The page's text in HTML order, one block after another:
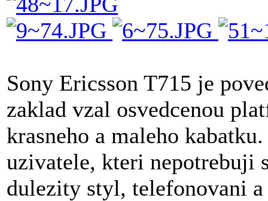
Sony Ericsson T715 je
zaklad vzal osvedcenou
krasneho a maleho
uzivatele, kteri nepotrebuji
dulezity styl, telefonovani